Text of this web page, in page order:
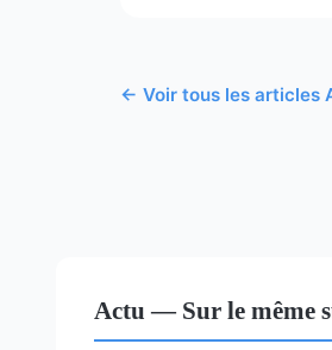
← Voir tous les articles
Actu — Sur le même